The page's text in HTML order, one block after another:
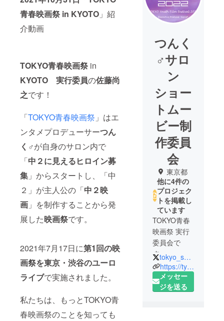
青春映画祭 in KYOTO 」紹
介動画
TOKYO青春映画祭 in
KYOTO 実行委員の佐藤尚
之です！
「TOKYO青春映画祭 」はエ
ンタメプロデューサーつん
く♂が自身のサロン内で
「中２に見えるヒロイン募
集 」からスタートし、「中
２」が主人公の「中２映
画 」を制作することから発
展した映画祭です。
2021年7月17日に第1回の映
画祭を東京・渋谷のユーロ
ライブで実施されました。
私たちは、もっとTOKYO青
春映画祭のことを知っても
つんく
♂サロ
ン
ショー
トムー
ビー制
作委員
会
東京都
他に4件の
プロジェク
トを掲載し
ています
TOKYO青春
映画祭 実行
委員会で
す。
※つんく♂サ
ロンショー
トムービー
tokyo_seishun
https://tyff.tnx.cc/
メッセー
ジを送る